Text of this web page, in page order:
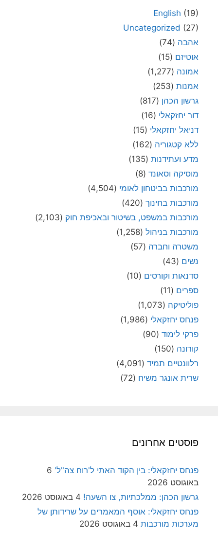
English (19)
Uncategorized (27)
אהבה (74)
אוטיזם (15)
אמונה (1,277)
אמנות (253)
גרשון הכהן (817)
דור יחזקאלי (16)
דניאל יחזקאלי (15)
ללא קטגוריה (162)
מדע ועתידנות (135)
מוסיקה וסאונד (8)
מורכבות בביטחון לאומי (4,504)
מורכבות בחינוך (420)
מורכבות במשפט, בשיטור ובאכיפת חוק (2,103)
מורכבות בניהול (1,258)
משטרה וחברה (57)
נשים (43)
סדנאות וקורסים (10)
ספרים (11)
פוליטיקה (1,073)
פנחס יחזקאלי (1,986)
פרקי לימוד (90)
קורונה (150)
רלוונטיים תמיד (4,091)
שרית אונגר משיח (72)
פוסטים אחרונים
פנחס יחזקאלי: בין הקוד האתי ל'רוח צה"ל' 6
באוגוסט 2026
גרשון הכהן: ממלכתיות, צו השעה! 4 באוגוסט 2026
פנחס יחזקאלי: אוסף המאמרים על שרידותן של
מערכות מורכבות 4 באוגוסט 2026